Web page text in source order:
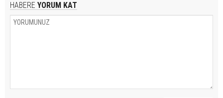
HABERE YORUM KAT